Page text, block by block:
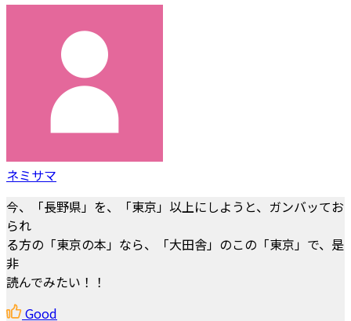
ネミサマ
今、「長野県」を、「東京」以上にしようと、ガンバッてお
られ
る方の「東京の本」なら、「大田舎」のこの「東京」で、是
非
読んでみたい！！
Good